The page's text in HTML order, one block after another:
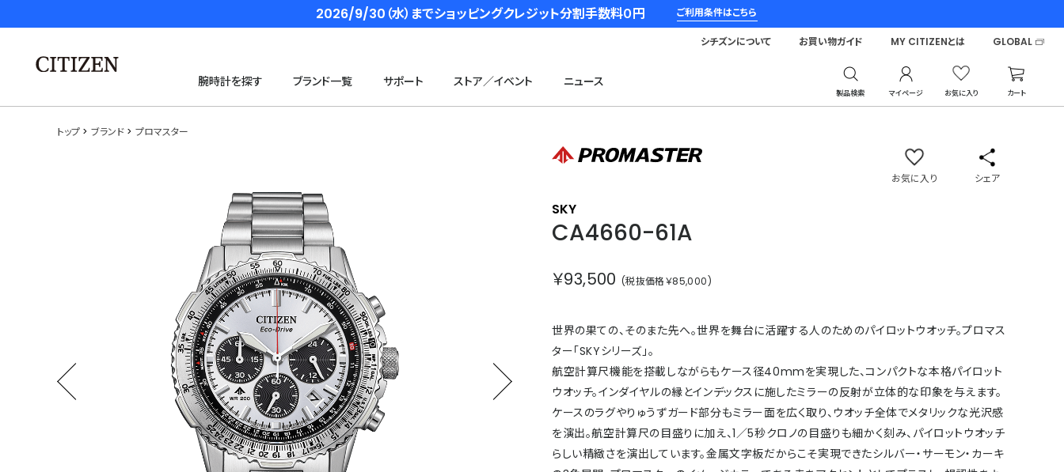
2026/9/30（水）までショッピングクレジット分割手数料０円 ご利用条件はこちら
腕時計を探す ブランド一覧 サポート ストア／イベント ニュース
製品検索 マイページ お気に入り カート
シチズンについて お買い物ガイド MY CITIZENとは GLOBAL
トップ ブランド プロマスター
SKY
お気に入り シェア
CA4660-61A
￥93,500 (税抜価格￥85,000)
世界の果ての、そのまた先へ。世界を舞台に活躍する人のためのパイロットウオッチ。プロマス
ター「SKYシリーズ」。
航空計算尺機能を搭載しながらもケース径40mmを実現した、コンパクトな本格パイロット
ウオッチ。インダイヤルの縁とインデックスに施したミラーの反射が立体的な印象を与えます。
ケースのラグやりゅうずガード部分もミラー面を広く取り、ウオッチ全体でメタリックな光沢感
を演出。航空計算尺の目盛りに加え、1／5秒クロノの目盛りも細かく刻み、パイロットウオッチ
らしい精緻さを演出しています。金属文字板だからこそ実現できたシルバー・サーモン・カーキ